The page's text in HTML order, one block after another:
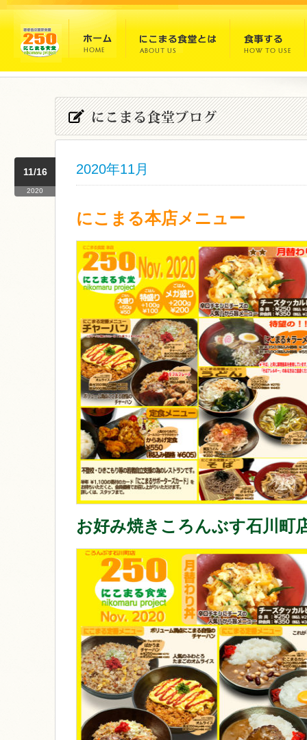
2020年11月
11/16
2020
にこまる本店メニュー
お好み焼きころんぶす石川町